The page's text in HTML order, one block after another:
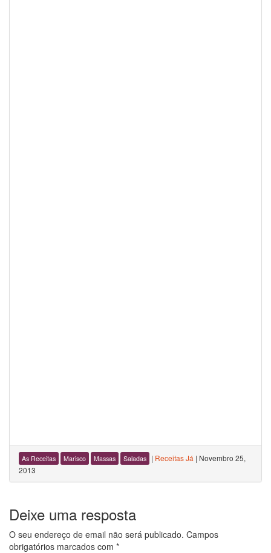
As Receitas Marisco Massas Saladas | Receitas Já | Novembro 25,
2013
Deixe uma resposta
O seu endereço de email não será publicado. Campos
obrigatórios marcados com *